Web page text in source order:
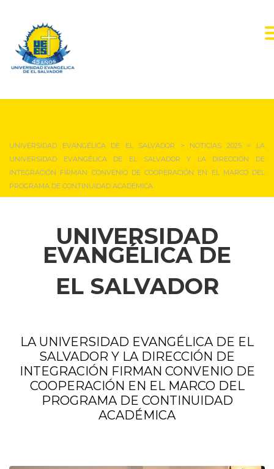
UNIVERSIDAD EVANGÉLICA DE EL SALVADOR > NOTICIAS 2025> LA
UNIVERSIDAD EVANGÉLICA DE EL SALVADOR Y LA DIRECCIÓN DE
INTEGRACIÓN FIRMAN CONVENIO DE COOPERACIÓN EN EL MARCO DEL
PROGRAMA DE CONTINUIDAD ACADÉMICA
UNIVERSIDAD
EVANGÉLICA DE
EL SALVADOR
LA UNIVERSIDAD EVANGÉLICA DE EL
SALVADOR Y LA DIRECCIÓN DE
INTEGRACIÓN FIRMAN CONVENIO DE
COOPERACIÓN EN EL MARCO DEL
PROGRAMA DE CONTINUIDAD
ACADÉMICA